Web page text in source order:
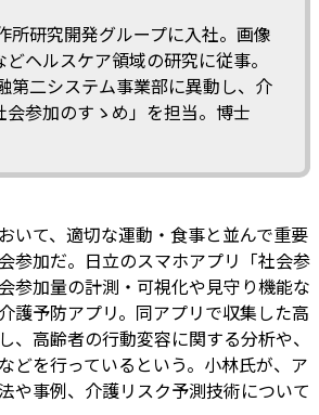
所研究開発グループに入社。画像
ヘルスケア領域の研究に従事。
第二システム事業部に異動し、介
参加のすゝめ」を担当。博士
いて、適切な運動・食事と並んで重要
参加だ。日立のスマホアプリ「社会参
参加量の計測・可視化や見守り機能な
護予防アプリ。同アプリで収集した高
、高齢者の行動変容に関する分析や、
どを行っているという。小林氏が、ア
や事例、介護リスク予測技術について